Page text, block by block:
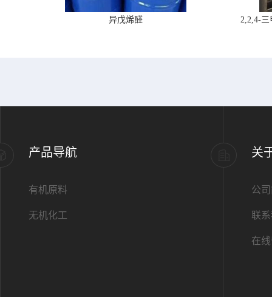
异戊烯醛 2,2,4-
产品导航
有机原料
无机化工
关
公
联
在